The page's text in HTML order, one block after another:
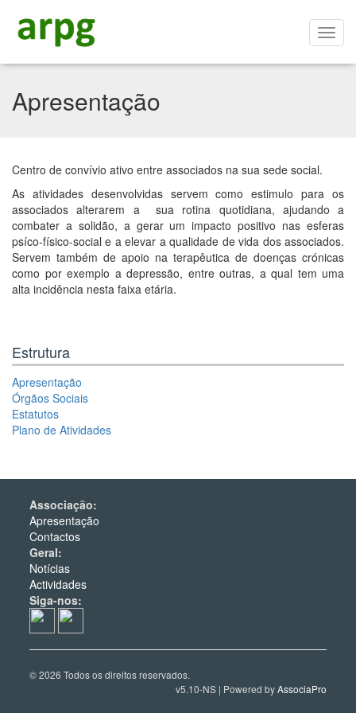
Apresentação
Centro de convívio ativo entre associados na sua sede social.
As atividades desenvolvidas servem como estimulo para os
associados alterarem a sua rotina quotidiana, ajudando a
combater a solidão, a gerar um impacto positivo nas esferas
psíco-físico-social e a elevar a qualidade de vida dos associados.
Servem também de apoio na terapêutica de doenças crónicas
como por exemplo a depressão, entre outras, a qual tem uma
alta incidência nesta faixa etária.
Estrutura
Apresentação
Órgãos Sociais
Estatutos
Plano de Atividades
Associação:
Apresentação
Contactos
Geral:
Notícias
Actividades
Siga-nos:
© 2026 Todos os direitos reservados.
v5.10-NS | Powered byAssociaPro